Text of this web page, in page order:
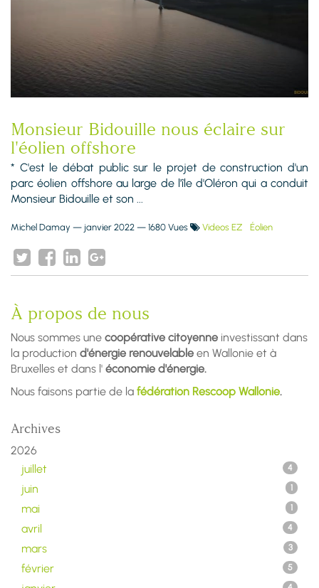
Monsieur Bidouille nous éclaire sur
l'éolien offshore
* C'est le débat public sur le projet de construction d'un
parc éolien offshore au large de l'île d'Oléron qui a conduit
Monsieur Bidouille et son ...
Michel Damay — janvier 2022 — 1680 Vues Videos EZ Éolien
À propos de nous
Nous sommes une coopérative citoyenne investissant dans
la production d'énergie renouvelable en Wallonie et à
Bruxelles et dans l' économie d'énergie.
Nous faisons partie de la fédération Rescoop Wallonie.
Archives
2026
juillet
4
juin 1
mai 1
avril 4
mars 3
février 5